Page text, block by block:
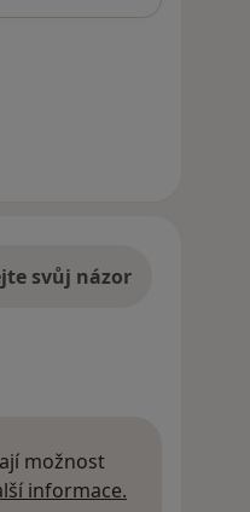
svůj názor
možnost
informace.